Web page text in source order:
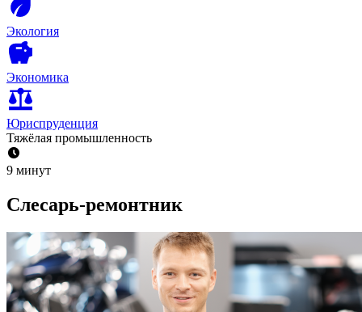
Экология
Экономика
Юриспруденция
Тяжёлая промышленность
9 минут
Слесарь-ремонтник